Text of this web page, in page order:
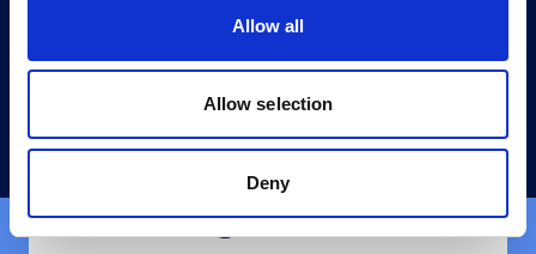
Allow all
Allow selection
Deny
Alle insights en